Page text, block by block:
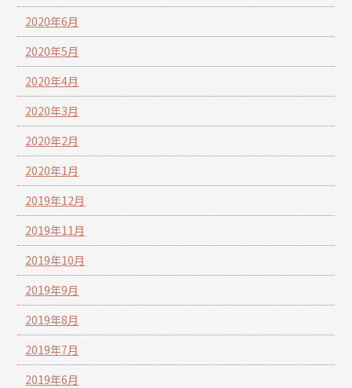
2020年6月
2020年5月
2020年4月
2020年3月
2020年2月
2020年1月
2019年12月
2019年11月
2019年10月
2019年9月
2019年8月
2019年7月
2019年6月